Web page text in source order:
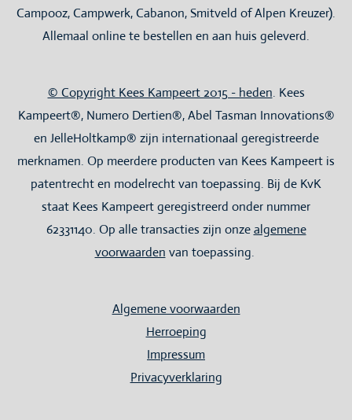
Campooz, Campwerk, Cabanon, Smitveld of Alpen Kreuzer).
Allemaal online te bestellen en aan huis geleverd.
© Copyright Kees Kampeert 2015 - heden. Kees
Kampeert®, Numero Dertien®, Abel Tasman Innovations®
en JelleHoltkamp® zijn internationaal geregistreerde
merknamen. Op meerdere producten van Kees Kampeert is
patentrecht en modelrecht van toepassing. Bij de KvK
staat Kees Kampeert geregistreerd onder nummer
62331140. Op alle transacties zijn onzealgemene
voorwaarden van toepassing.
Algemene voorwaarden
Herroeping
Impressum
Privacyverklaring